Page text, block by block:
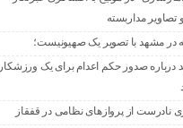
تصاویر مداربسته
در مشهد با تصویر یک صهیونیست؛
درباره صدور حکم اعدام برای یک ورزشکار
نادرست از پروازهای نظامی در قفقاز